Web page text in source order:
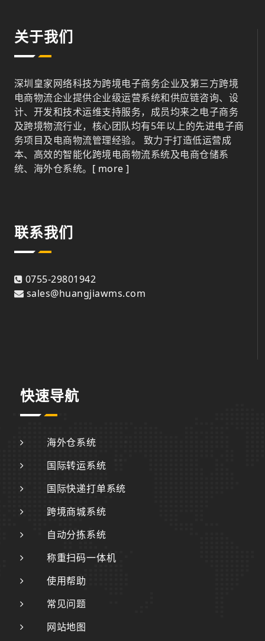
关于我们
深圳皇家网络科技为跨境电子商务企业及第三方跨境
电商物流企业提供企业级运营系统和供应链咨询、设
计、开发和技术运维支持服务，成员均来之电子商务
及跨境物流行业，核心团队均有5年以上的先进电子商
务项目及电商物流管理经验。 致力于打造低运营成
本、高效的智能化跨境电商物流系统及电商仓储系
统、海外仓系统。 [ more ]
联系我们
0755-29801942
sales@huangjiawms.com
快速导航
海外仓系统
国际转运系统
国际快递打单系统
跨境商城系统
自动分拣系统
称重扫码一体机
使用帮助
常见问题
网站地图